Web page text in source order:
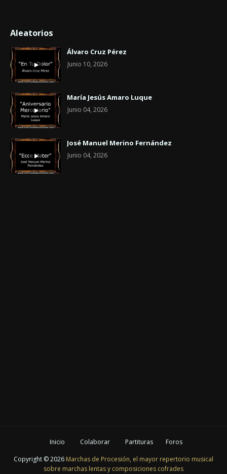
Aleatorios
Álvaro Cruz Pérez
Junio 10, 2026
María Jesús Amaro Luque
Junio 04, 2026
José Manuel Merino Fernández
Junio 04, 2026
Inicio Colaborar Partituras
Foros
Copyright ©2026 Marchas de Procesión, el mayor repertorio musical
sobre marchas lentas y composiciones cofrades